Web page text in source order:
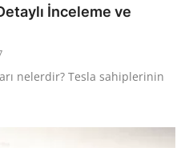
İnceleme ve
nelerdir? Tesla sahiplerinin